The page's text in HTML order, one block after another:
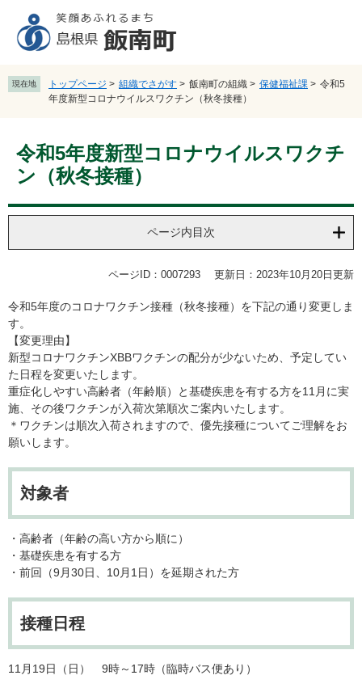
先
頭
を
飛
現在地 トップページ > 組織でさがす > 飯南町の組織 > 保健福祉課 > 令和5
年度新型コロナウイルスワクチン（秋冬接種）
文令和5年度新型コロナウイルスワクチ
ン（秋冬接種）
ページ内目次
ページID：0007293 更新日：2023年10月20日更新
令和5年度のコロナワクチン接種（秋冬接種）を下記の通り変更しま
す。
【変更理由】
新型コロナワクチンXBBワクチンの配分が少ないため、予定してい
た日程を変更いたします。
重症化しやすい高齢者（年齢順）と基礎疾患を有する方を11月に実
施、その後ワクチンが入荷次第順次ご案内いたします。
＊ワクチンは順次入荷されますので、優先接種についてご理解をお
願いします。
対象者
・高齢者（年齢の高い方から順に）
・基礎疾患を有する方
・前回（9月30日、10月1日）を延期された方
接種日程
11月19日（日） 9時～17時（臨時バス便あり）